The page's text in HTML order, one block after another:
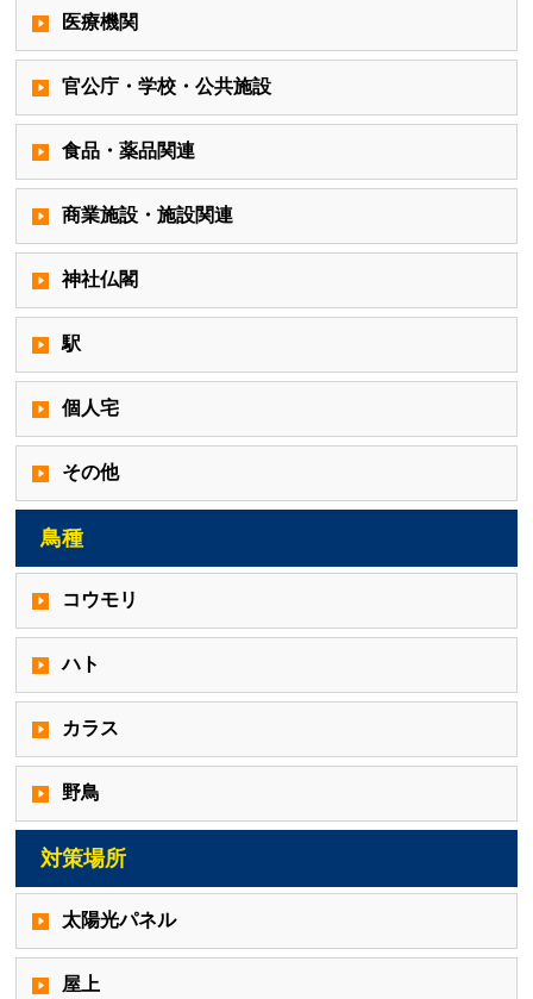
医療機関
官公庁・学校・公共施設
食品・薬品関連
商業施設・施設関連
神社仏閣
駅
個人宅
その他
鳥種
コウモリ
ハト
カラス
野鳥
対策場所
太陽光パネル
屋上